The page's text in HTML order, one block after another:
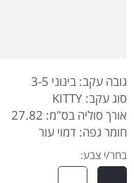
גובה עקב: בינוני 3-5
סוג עקב: KITTY
אורך סוליה בס"מ: 27.82
חומר גפה: דמוי עור
בחר/י צבע: